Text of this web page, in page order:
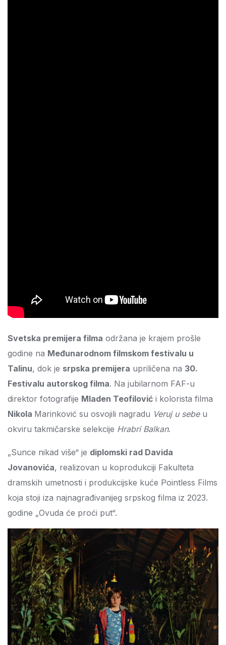
Svetska premijera filma održana je krajem prošle
godine na Međunarodnom filmskom festivalu u
Talinu, dok je srpska premijera upriličena na 30.
Festivalu autorskog filma. Na jubilarnom FAF-u
direktor fotografije Mladen Teofilović i kolorista filma
Nikola Marinković su osvojili nagradu Veruj u sebeu
okviru takmičarske selekcije Hrabri Balkan.
„Sunce nikad više“ je diplomski rad Davida
Jovanovića, realizovan u koprodukciji Fakulteta
dramskih umetnosti i produkcijske kuće Pointless Films
koja stoji iza najnagrađivanijeg srpskog filma iz 2023.
godine „Ovuda će proći put“.